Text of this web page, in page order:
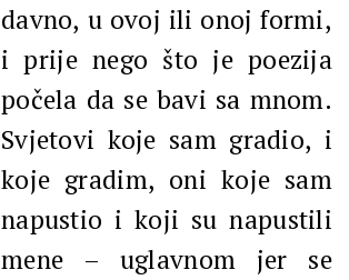
davno, u ovoj ili onoj formi,
i prije nego što je poezija
počela da se bavi sa mnom.
Svjetovi koje sam gradio, i
koje gradim, oni koje sam
napustio i koji su napustili
mene – uglavnom jer se